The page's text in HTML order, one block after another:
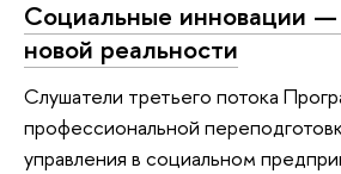
Социальные инновации
новой реальности
Слушатели третьего потока
профессиональной
управления в социальном